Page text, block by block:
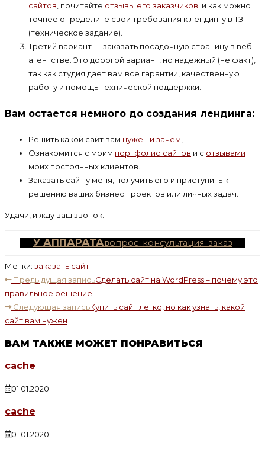
сайтов, почитайте отзывы его заказчиков. и как можно
точнее определите свои требования к лендингу в ТЗ
(техническое задание).
Третий вариант — заказать посадочную страницу в веб-
агентстве. Это дорогой вариант, но надежный (не факт),
так как студия дает вам все гарантии, качественную
работу и помощь технической поддержки.
Вам остается немного до создания лендинга:
Решить какой сайт вам нужен и зачем
Ознакомится с моим портфолио сайтов и с отзывами
моих постоянных клиентов.
Заказать сайт у меня, получить его и приступить к
решению ваших бизнес проектов или личных задач.
Удачи, и жду ваш звонок.
У АППАРАТАвопрос_консультация_заказ
Метки: заказать сайт
ЧИТАТЬ
СТАТЬИ
Предыдущая записьСделать сайт на WordPress – почему это
правильное решение
Следующая записьКупить сайт легко, но как узнать, какой
сайт вам нужен
ВАМ ТАКЖЕ МОЖЕТ ПОНРАВИТЬСЯ
cache
01.01.2020
cache
01.01.2020